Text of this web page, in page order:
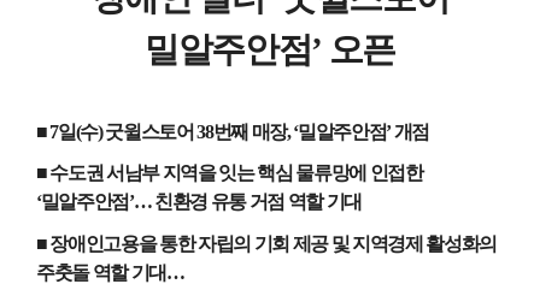
밀알주안점’ 오픈
■7일(수)굿윌스토어 38번째 매장, ‘밀알주안점’개점
■ 수도권 서남부 지역을 잇는 핵심 물류망에 인접한
‘밀알주안점’…친환경 유통 거점 역할 기대
■ 장애인고용을 통한 자립의 기회 제공 및 지역경제 활성화의
주춧돌 역할 기대…